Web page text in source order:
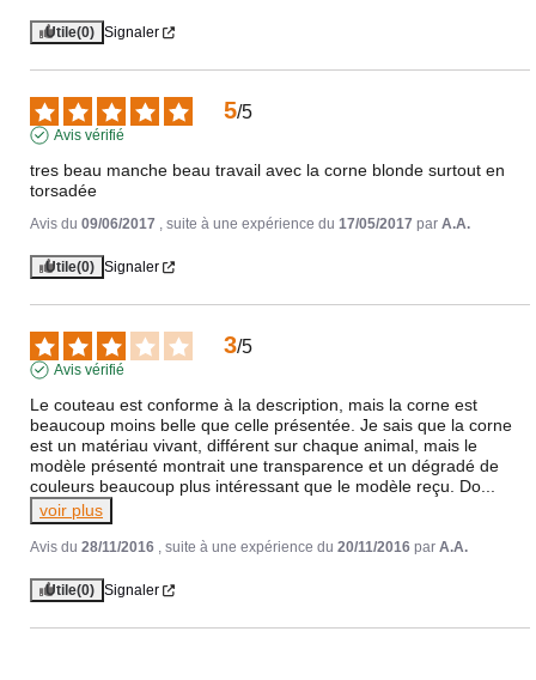
Utile(0) Signaler
5/5
Avis vérifié
tres beau manche beau travail avec la corne blonde surtout en
torsadée
Avis du 09/06/2017 , suite à une expérience du 17/05/2017 par A.A.
Utile(0) Signaler
3/5
Avis vérifié
Le couteau est conforme à la description, mais la corne est
beaucoup moins belle que celle présentée. Je sais que la corne
est un matériau vivant, différent sur chaque animal, mais le
modèle présenté montrait une transparence et un dégradé de
couleurs beaucoup plus intéressant que le modèle reçu. Do...
voir plus
Avis du 28/11/2016 , suite à une expérience du 20/11/2016 par A.A.
Utile(0) Signaler